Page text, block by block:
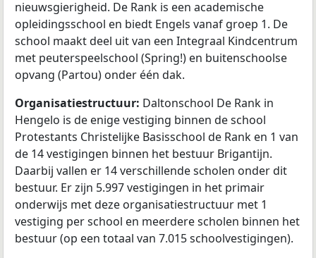
nieuwsgierigheid. De Rank is een academische
opleidingsschool en biedt Engels vanaf groep 1. De
school maakt deel uit van een Integraal Kindcentrum
met peuterspeelschool (Spring!) en buitenschoolse
opvang (Partou) onder één dak.
Organisatiestructuur: Daltonschool De Rank in
Hengelo is de enige vestiging binnen de school
Protestants Christelijke Basisschool de Rank en 1 van
de 14 vestigingen binnen het bestuur Brigantijn.
Daarbij vallen er 14 verschillende scholen onder dit
bestuur. Er zijn 5.997 vestigingen in het primair
onderwijs met deze organisatiestructuur met 1
vestiging per school en meerdere scholen binnen het
bestuur (op een totaal van 7.015 schoolvestigingen).